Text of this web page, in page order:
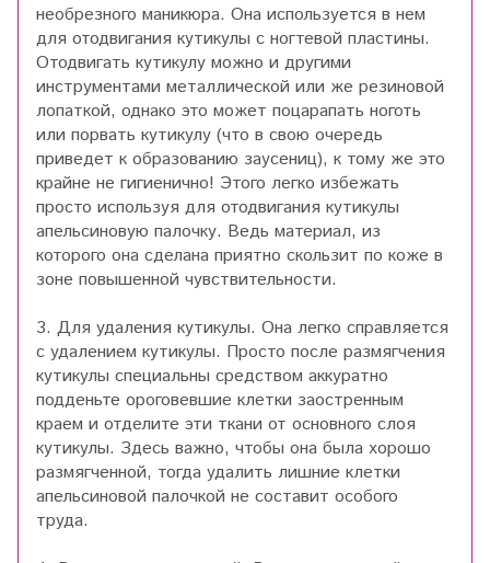
необрезного маникюра. Она используется в нем
для отодвигания кутикулы с ногтевой пластины.
Отодвигать кутикулу можно и другими
инструментами металлической или же резиновой
лопаткой, однако это может поцарапать ноготь
или порвать кутикулу (что в свою очередь
приведет к образованию заусениц), к тому же это
крайне не гигиенично! Этого легко избежать
просто используя для отодвигания кутикулы
апельсиновую палочку. Ведь материал, из
которого она сделана приятно скользит по коже в
зоне повышенной чувствительности.
3. Для удаления кутикулы. Она легко справляется
с удалением кутикулы. Просто после размягчения
кутикулы специальны средством аккуратно
подденьте ороговевшие клетки заостренным
краем и отделите эти ткани от основного слоя
кутикулы. Здесь важно, чтобы она была хорошо
размягченной, тогда удалить лишние клетки
апельсиновой палочкой не составит особого
труда.